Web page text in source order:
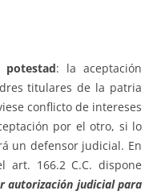
: la aceptación
titulares de la patria
conflicto de intereses
por el otro, si lo
un defensor judicial. En
art. 166.2 C.C. dispone
autorización judicial para